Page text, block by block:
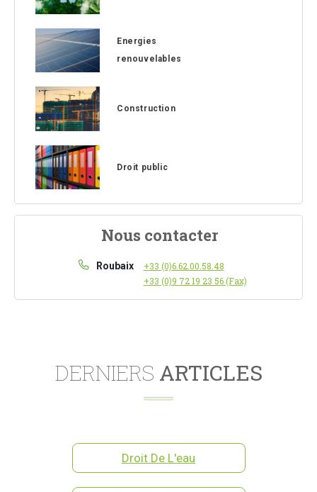
Energies
renouvelables
Construction
Droit public
Nous contacter
Roubaix
+33 (0)6.62.00.58.48
+33 (0)9 72 19 23 56 (Fax)
DERNIERS ARTICLES
Droit De L'eau